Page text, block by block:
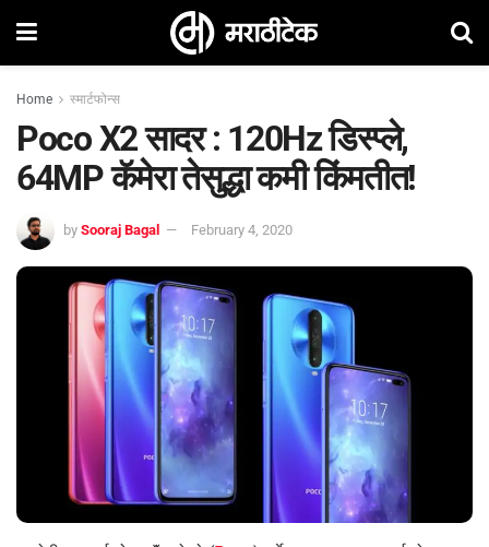
Home स्मार्टफोन्स
Poco X2 सादर : 120Hz डिस्प्ले,
64MP कॅमेरा तेसुद्धा कमी किंमतीत!
by Sooraj Bagal February 4, 2020